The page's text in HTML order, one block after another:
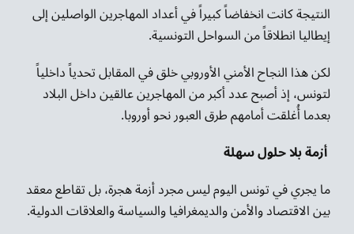
النتيجة كانت انخفاضاً كبيراً في أعداد المهاجرين الواصلين إلى
إيطاليا انطلاقاً من السواحل التونسية.
لكن هذا النجاح الأمني الأوروبي خلق في المقابل تحدياً داخلياً
لتونس، إذ أصبح عدد أكبر من المهاجرين عالقين داخل البلاد
بعدما أُغلقت أمامهم طرق العبور نحو أوروبا.
أزمة بلا حلول سهلة
ما يجري في تونس اليوم ليس مجرد أزمة هجرة، بل تقاطع معقد
بين الاقتصاد والأمن والديمغرافيا والسياسة والعلاقات الدولية.